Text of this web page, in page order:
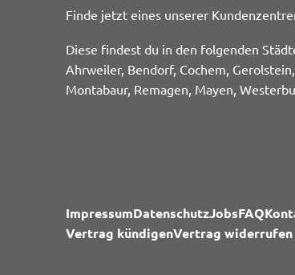
Finde jetzt eines unserer
Diese findest du in den folgenden
Ahrweiler, Bendorf, Cochem,
Montabaur, Remagen, Mayen,
ImpressumDatenschutzJobsFAQ
Vertrag kündigenVertrag widerrufen